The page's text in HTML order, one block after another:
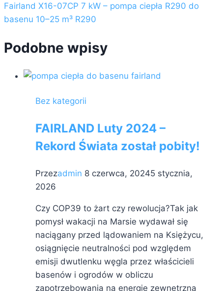
Fairland X16-07CP 7 kW – pompa ciepła R290 do
basenu 10–25 m³ R290
Podobne wpisy
Bez kategorii
FAIRLAND Luty 2024 –
Rekord Świata został pobity!
Przezadmin 8 czerwca, 20245 stycznia,
2026
Czy COP39 to żart czy rewolucja?Tak jak
pomysł wakacji na Marsie wydawał się
naciągany przed lądowaniem na Księżycu,
osiągnięcie neutralności pod względem
emisji dwutlenku węgla przez właścicieli
basenów i ogrodów w obliczu
zapotrzebowania na energię zewnętrzną